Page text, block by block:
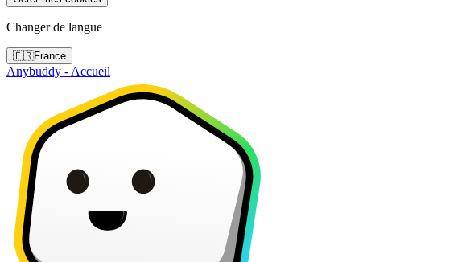
Changer de langue
🇫🇷France
Anybuddy - Accueil